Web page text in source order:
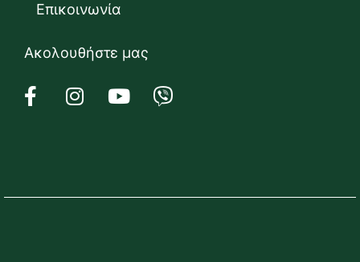
Επικοινωνία
Ακολουθήστε μας